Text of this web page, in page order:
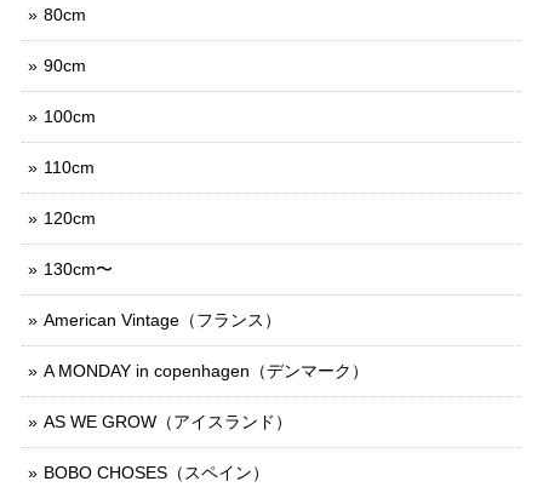
80cm
90cm
100cm
110cm
120cm
130cm〜
American Vintage（フランス）
A MONDAY in copenhagen（デンマーク）
AS WE GROW（アイスランド）
BOBO CHOSES（スペイン）